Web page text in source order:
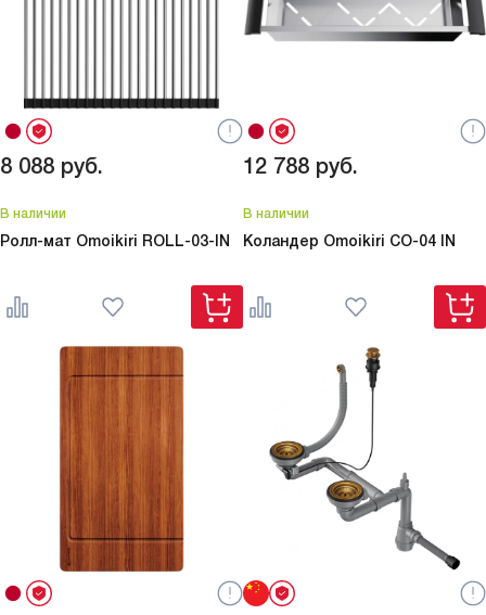
8 088 руб.
В наличии
Ролл-мат Omoikiri ROLL-03-IN
12 788 руб.
В наличии
Коландер Omoikiri CO-04 IN